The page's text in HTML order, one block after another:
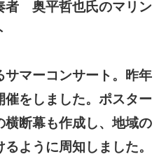
者 奥平哲也氏のマリン
マーコンサート。昨年
催をしました。ポスター
横断幕も作成し、地域の
ように周知しました。